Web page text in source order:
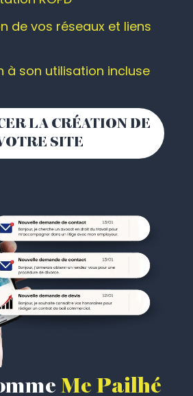
de vos réseaux et liens
à son utilisation incluse
LA CRÉATION DE
SITE
comme